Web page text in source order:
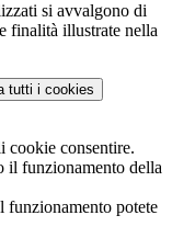
si avvalgono di
finalità illustrate nella
tutti i cookies
cookie consentire.
il funzionamento della
funzionamento potete